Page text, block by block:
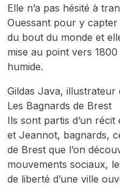
Elle n’a pas hésité à
Ouessant pour y
du bout du monde et
mise au point vers
humide.
Gildas Java,
Les Bagnards de Brest
Ils sont partis d’un
et Jeannot, bagnards,
de Brest que l’on
mouvements sociaux,
de liberté d’une ville